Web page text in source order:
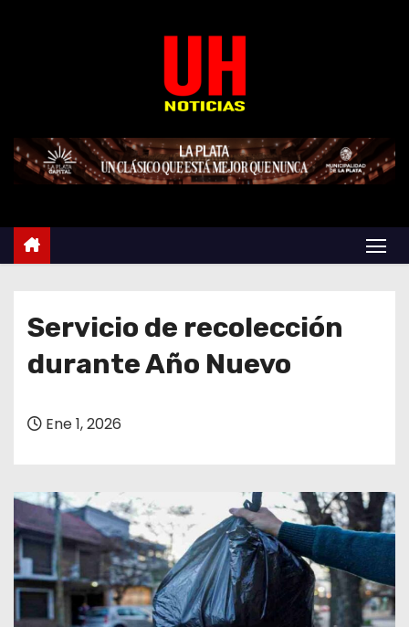
e
Servicio de recolección
durante Año Nuevo
Ene 1, 2026